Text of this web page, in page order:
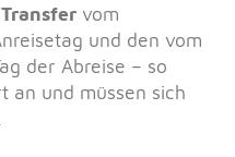
Transfer vom
und den vom
der Abreise – so
an und müssen sich